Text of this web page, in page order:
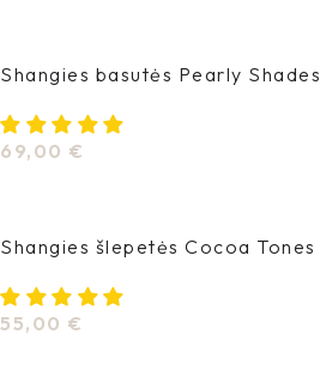
Shangies basutės Pearly Shades
69,00 €
Shangies šlepetės Cocoa Tones
55,00 €